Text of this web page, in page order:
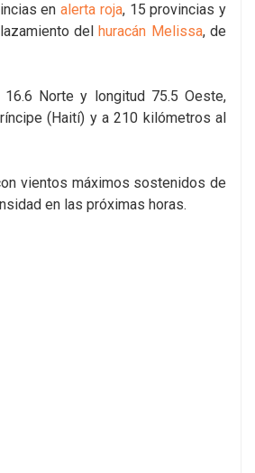
enalerta roja, 15 provincias y
delhuracán Melissa, de
Norte y longitud 75.5 Oeste,
(Haití) y a 210 kilómetros al
vientos máximos sostenidos de
en las próximas horas.